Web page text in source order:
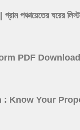
পঞ্চায়েতের
PDF Download
: Know Your